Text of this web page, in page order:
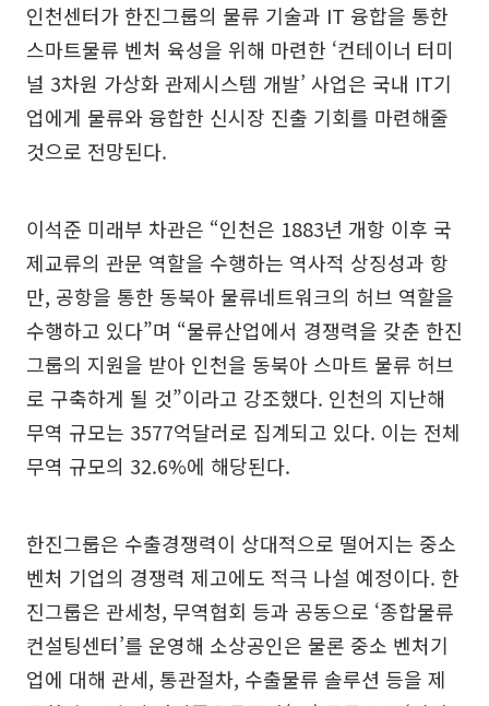
인천센터가 한진그룹의 물류 기술과 IT 융합을 통한
스마트물류 벤처 육성을 위해 마련한 ‘컨테이너 터미
널 3차원 가상화 관제시스템 개발’ 사업은 국내 IT기
업에게 물류와 융합한 신시장 진출 기회를 마련해줄
것으로 전망된다.
이석준 미래부 차관은 “인천은 1883년 개항 이후 국
제교류의 관문 역할을 수행하는 역사적 상징성과 항
만, 공항을 통한 동북아 물류네트워크의 허브 역할을
수행하고 있다”며 “물류산업에서 경쟁력을 갖춘 한진
그룹의 지원을 받아 인천을 동북아 스마트 물류 허브
로 구축하게 될 것”이라고 강조했다. 인천의 지난해
무역 규모는 3577억달러로 집계되고 있다. 이는 전체
무역 규모의 32.6%에 해당된다.
한진그룹은 수출경쟁력이 상대적으로 떨어지는 중소
벤처 기업의 경쟁력 제고에도 적극 나설 예정이다. 한
진그룹은 관세청, 무역협회 등과 공동으로 ‘종합물류
컨설팅센터’를 운영해 소상공인은 물론 중소 벤처기
업에 대해 관세, 통관절차, 수출물류 솔루션 등을 제